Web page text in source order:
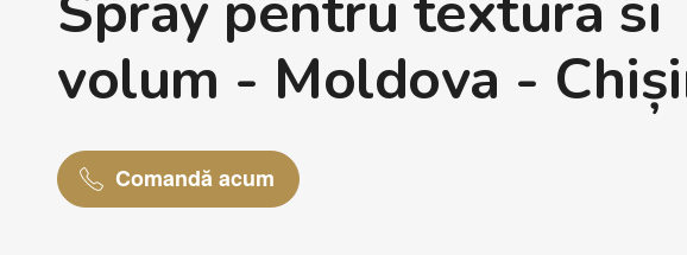
volum - Moldova -
Comandă acum